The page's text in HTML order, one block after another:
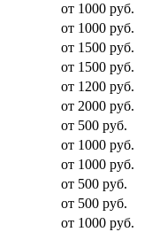
от 1000 руб.
от 1000 руб.
от 1500 руб.
от 1500 руб.
от 1200 руб.
от 2000 руб.
от 500 руб.
от 1000 руб.
от 1000 руб.
от 500 руб.
от 500 руб.
от 1000 руб.